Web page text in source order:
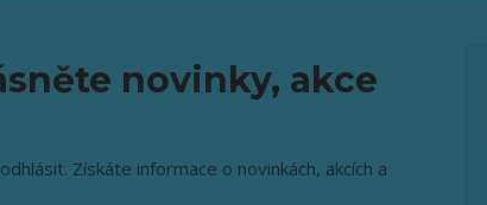
novinky, akce
Získáte informace o novinkách, akcích a